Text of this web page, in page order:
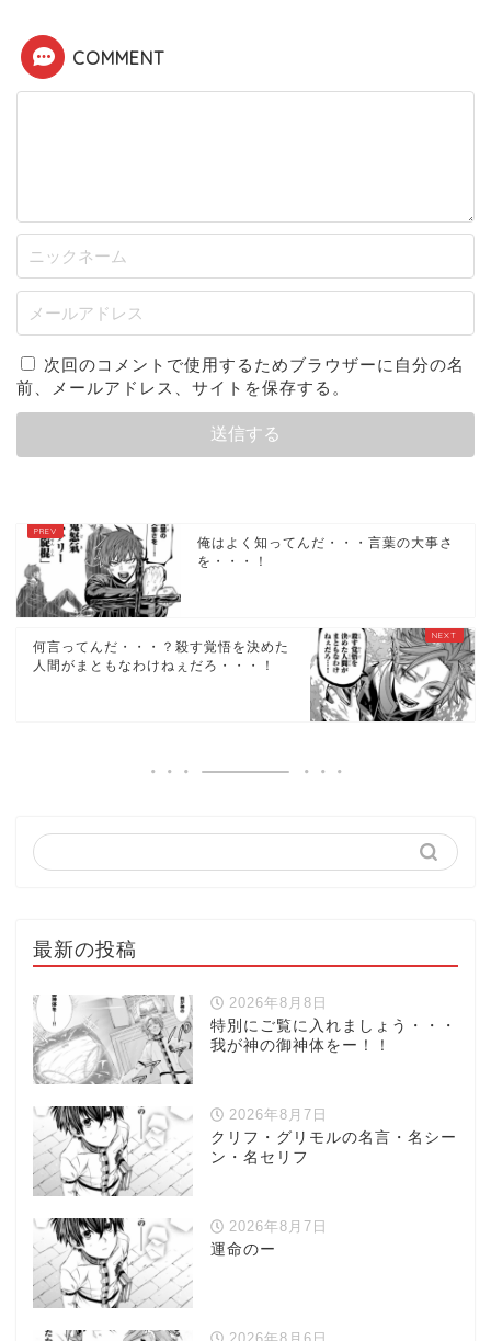
COMMENT
次回のコメントで使用するためブラウザーに自分の名
前、メールアドレス、サイトを保存する。
俺はよく知ってんだ・・・言葉の大事さ
を・・・！
何言ってんだ・・・？殺す覚悟を決めた
人間がまともなわけねぇだろ・・・！
最新の投稿
2026年8月8日
特別にご覧に入れましょう・・・
我が神の御神体をー！！
2026年8月7日
クリフ・グリモルの名言・名シー
ン・名セリフ
2026年8月7日
運命のー